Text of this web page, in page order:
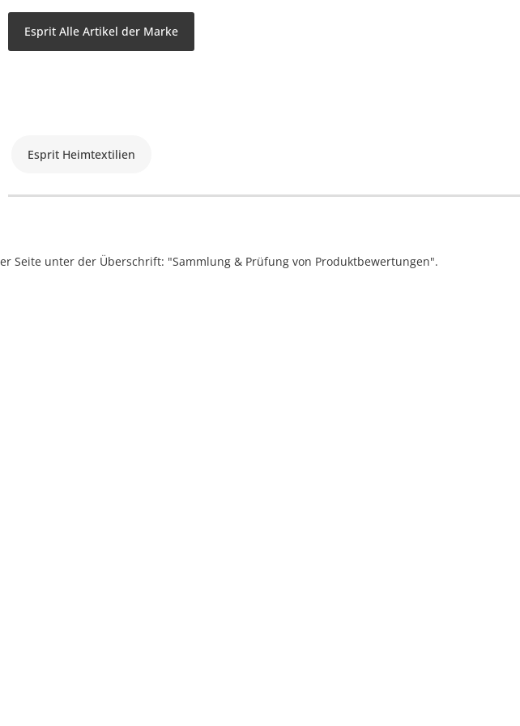
Esprit Alle Artikel der Marke
Esprit Heimtextilien
Seite unter der Überschrift: "Sammlung & Prüfung von Produktbewertungen".